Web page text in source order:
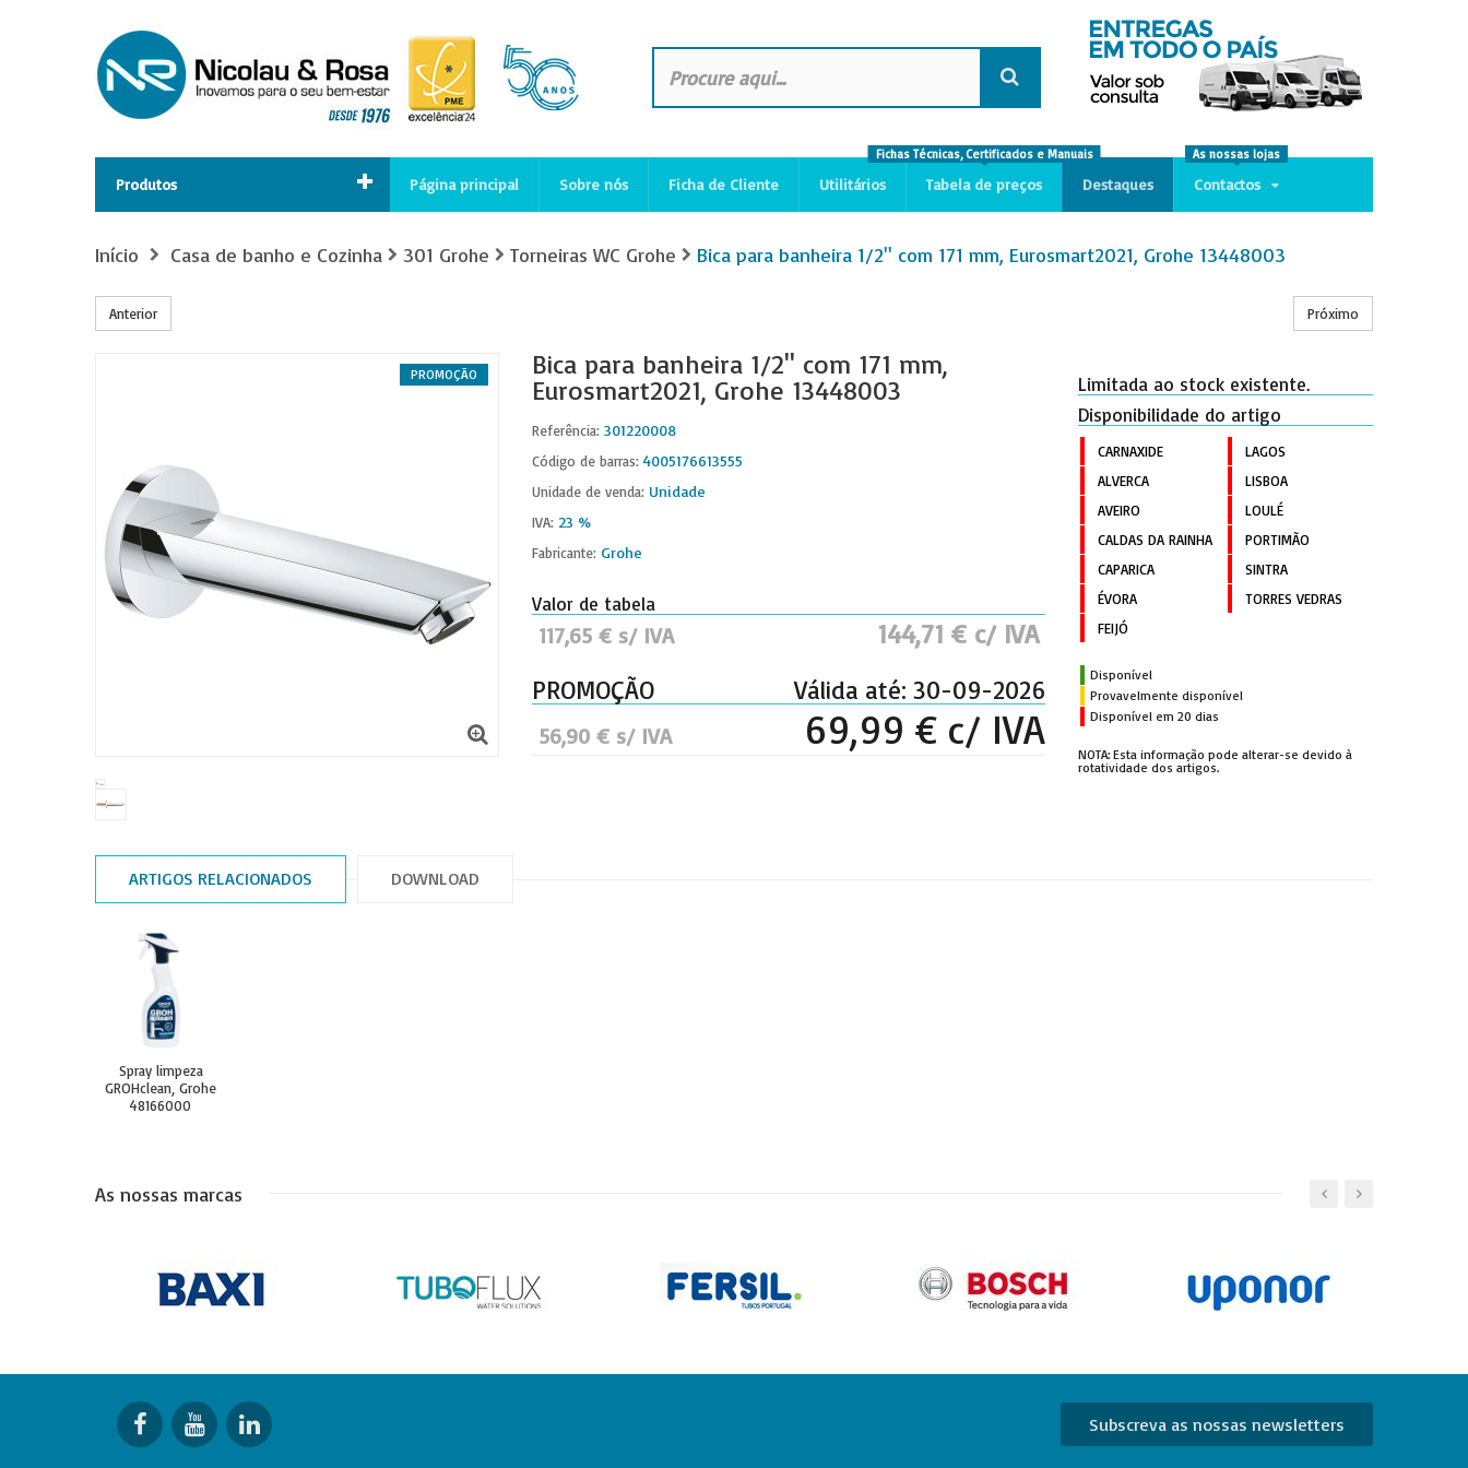
Produtos Página principal Sobre nós Ficha de Cliente Utilitários Tabela de preços
Fichas Técnicas, Certificados e Manuais
Destaques Contactos
As nossas lojas
Início Casa de banho e Cozinha 301 Grohe Torneiras WC Grohe Bica para banheira 1/2'' com 171 mm, Eurosmart2021, Grohe 13448003
Anterior Próximo
PROMOÇÃO
Bica para banheira 1/2'' com 171 mm,
Eurosmart2021, Grohe 13448003
Referência: 301220008
Código de barras: 4005176613555
Unidade de venda: Unidade
IVA: 23 %
Fabricante: Grohe
Valor de tabela
117,65 € s/ IVA 144,71 € c/ IVA
PROMOÇÃO Válida até: 30-09-2026
56,90 € s/ IVA 69,99 € c/ IVA
Limitada ao stock existente.
Disponibilidade do artigo
CARNAXIDE
ALVERCA
AVEIRO
CALDAS DA RAINHA
CAPARICA
ÉVORA
FEIJÓ
LAGOS
LISBOA
LOULÉ
PORTIMÃO
SINTRA
TORRES VEDRAS
Disponível
Provavelmente disponível
Disponível em 20 dias
NOTA: Esta informação pode alterar-se devido à
rotatividade dos artigos.
ARTIGOS RELACIONADOS DOWNLOAD
Spray limpeza
GROHclean, Grohe
48166000
As nossas marcas
Subscreva as nossas newsletters